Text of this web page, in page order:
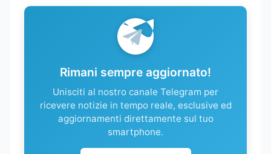
Rimani sempre aggiornato!
Unisciti al nostro canale Telegram per
ricevere notizie in tempo reale, esclusive ed
aggiornamenti direttamente sul tuo
smartphone.